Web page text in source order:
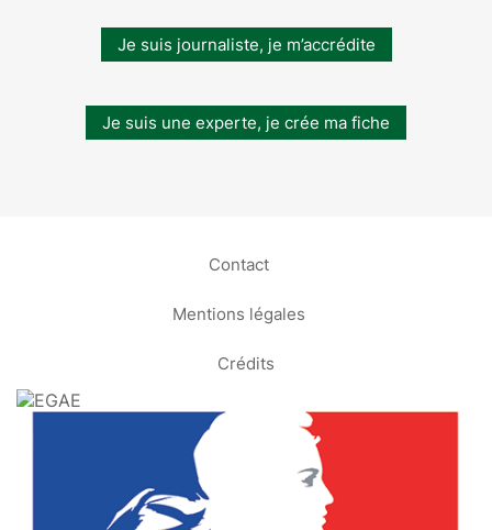
Je suis journaliste, je m’accrédite
Je suis une experte, je crée ma fiche
Contact
Mentions légales
Crédits